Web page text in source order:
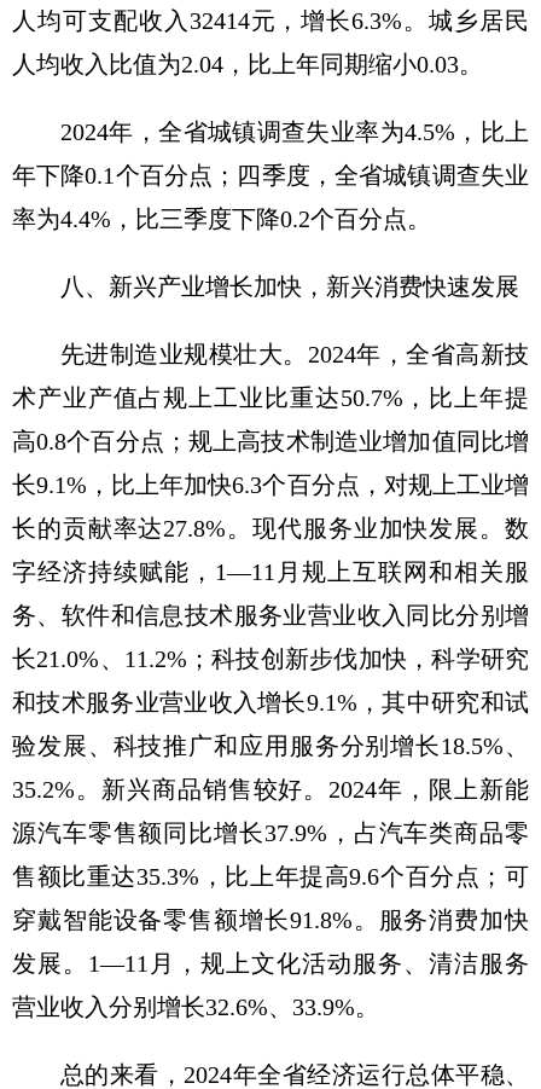
人均可支配收入32414元，增长6.3%。城乡居民
人均收入比值为2.04，比上年同期缩小0.03。
2024年，全省城镇调查失业率为4.5%，比上
年下降0.1个百分点；四季度，全省城镇调查失业
率为4.4%，比三季度下降0.2个百分点。
八、新兴产业增长加快，新兴消费快速发展
先进制造业规模壮大。2024年，全省高新技
术产业产值占规上工业比重达50.7%，比上年提
高0.8个百分点；规上高技术制造业增加值同比增
长9.1%，比上年加快6.3个百分点，对规上工业增
长的贡献率达27.8%。现代服务业加快发展。数
字经济持续赋能，1—11月规上互联网和相关服
务、软件和信息技术服务业营业收入同比分别增
长21.0%、11.2%；科技创新步伐加快，科学研究
和技术服务业营业收入增长9.1%，其中研究和试
验发展、科技推广和应用服务分别增长18.5%、
35.2%。新兴商品销售较好。2024年，限上新能
源汽车零售额同比增长37.9%，占汽车类商品零
售额比重达35.3%，比上年提高9.6个百分点；可
穿戴智能设备零售额增长91.8%。服务消费加快
发展。1—11月，规上文化活动服务、清洁服务
营业收入分别增长32.6%、33.9%。
总的来看，2024年全省经济运行总体平稳、